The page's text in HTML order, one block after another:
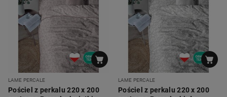
LAME PERCALE
Pościel z perkalu 220 x 200
LAME PERCALE
Pościel z perkalu 220 x 200